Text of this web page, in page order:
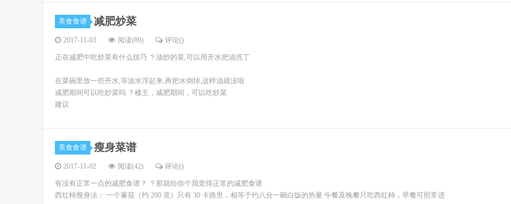
美食食谱 减肥炒菜
2017-11-03 阅读(89) 评论()
正在减肥中吃炒菜有什么技巧 ？油炒的菜,可以用开水把油洗丁
在菜碗里放一些开水,等油水浮起来,再把水倒掉,这样油就没啦
减肥期间可以吃炒菜吗 ？楼主，减肥期间，可以吃炒菜
建议
美食食谱 瘦身菜谱
2017-11-02 阅读(42) 评论()
有没有正常一点的减肥食谱？ ？那就给你个我觉得正常的减肥食谱
西红柿瘦身法： 一个蕃茄（约 200 克）只有 30 卡路里，相等于约八分一碗白饭的热量 午餐及晚餐只吃西红柿，早餐可照常进